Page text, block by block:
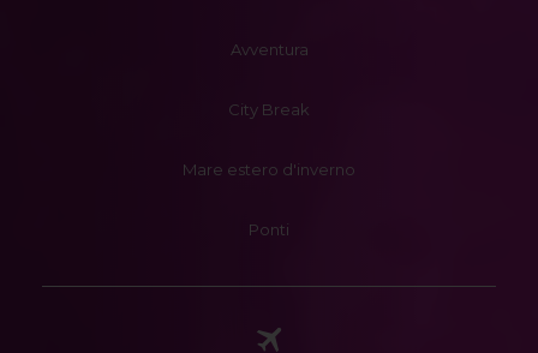
Avventura
City Break
Mare estero d'inverno
Ponti